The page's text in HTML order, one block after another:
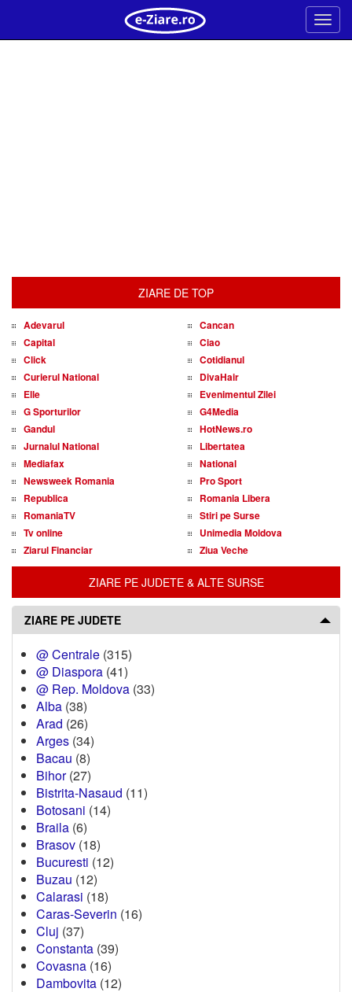
Meniu
ZIARE DE TOP
Adevarul
Cancan
Capital
Ciao
Click
Cotidianul
Curierul National
DivaHair
Elle
Evenimentul Zilei
G Sporturilor
G4Media
Gandul
HotNews.ro
Jurnalul National
Libertatea
Mediafax
National
Newsweek Romania
Pro Sport
Republica
Romania Libera
RomaniaTV
Stiri pe Surse
Tv online
Unimedia Moldova
Ziarul Financiar
Ziua Veche
ZIARE PE JUDETE & ALTE SURSE
ZIARE PE JUDETE
@ Centrale (315)
@ Diaspora (41)
@ Rep. Moldova (33)
Alba (38)
Arad (26)
Arges (34)
Bacau (8)
Bihor(27)
Bistrita-Nasaud (11)
Botosani (14)
Braila (6)
Brasov (18)
Bucuresti (12)
Buzau (12)
Calarasi (18)
Caras-Severin (16)
Cluj (37)
Constanta (39)
Covasna (16)
Dambovita (12)